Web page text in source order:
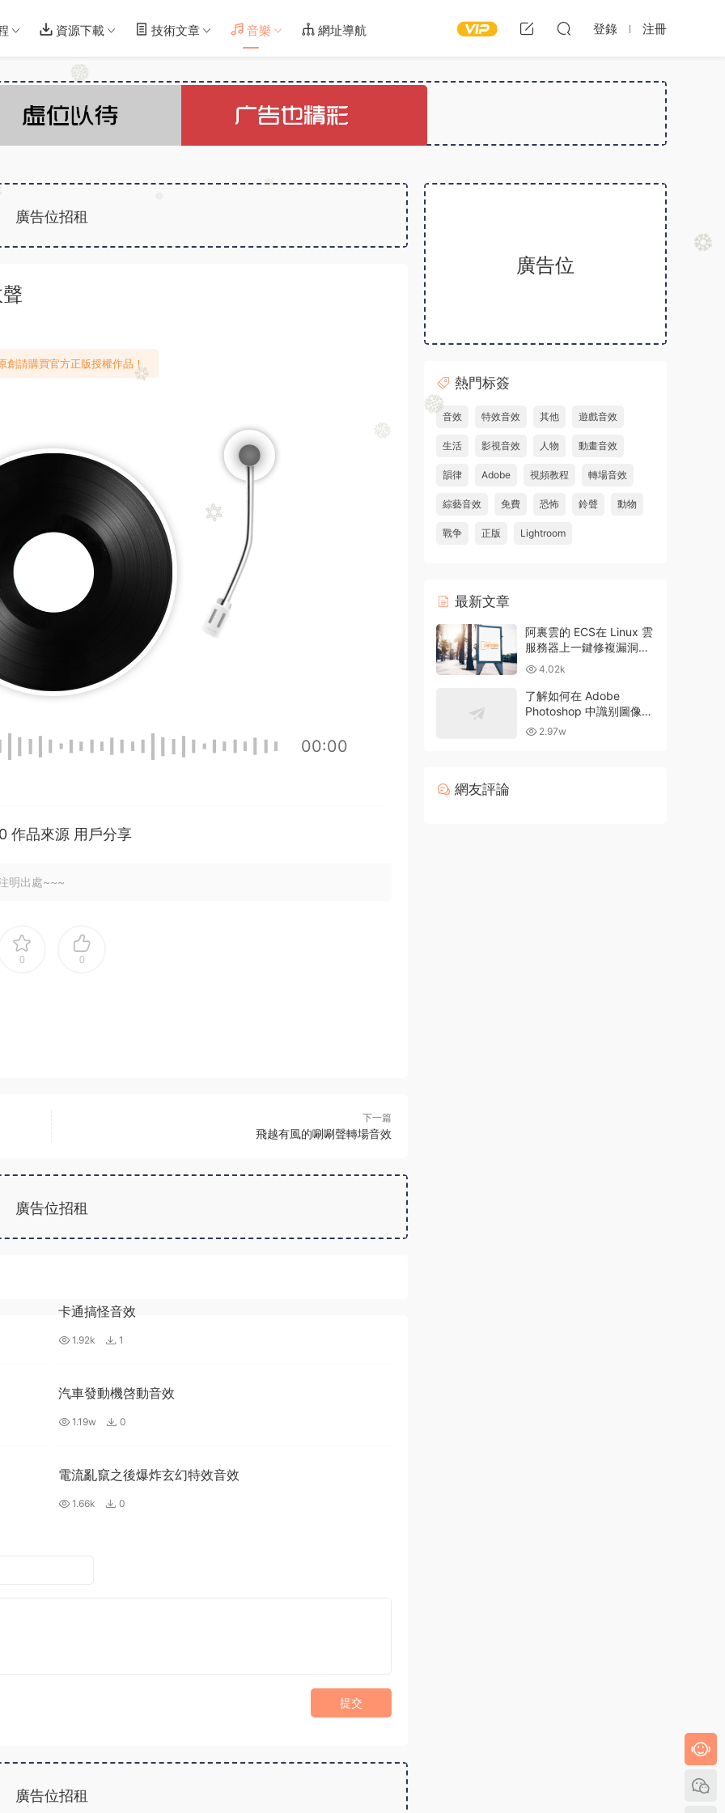
資源下載 技術文章 音樂 網址導航 登錄 注冊
廣告位招租
創請購買官方正版授權作品！
00:00
作品來源 用戶分享
明出處~~~
0 0
下一篇
飛越有風的唰唰聲轉場音效
廣告位招租
卡通搞怪音效
1.92k 1
汽車發動機啓動音效
1.19w 0
電流亂竄之後爆炸玄幻特效音效
1.66k 0
提交
廣告位招租
廣告位
熱門标簽
音效 特效音效 其他 遊戲音效
生活 影視音效 人物 動畫音效
韻律 Adobe 視頻教程 轉場音效
綜藝音效 免費 恐怖 鈴聲 動物
戰争 正版 Lightroom
最新文章
阿裏雲的 ECS在 Linux 雲
服務器上一鍵修複漏洞和
升級方法
4.02k
了解如何在 Adobe
Photoshop 中識别圖像中
的現有字體
2.97w
網友評論